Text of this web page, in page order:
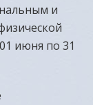
и
июня по 31